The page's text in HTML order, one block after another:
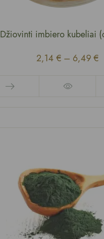
Džiovinti imbiero kubeliai
2,14 € – 6,49€